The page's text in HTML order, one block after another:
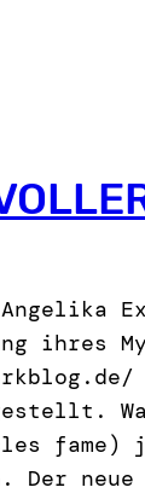
ihres
fame)
Der